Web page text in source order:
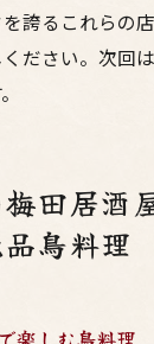
誇るこれらの
ださい。次回
田居酒
鳥料理